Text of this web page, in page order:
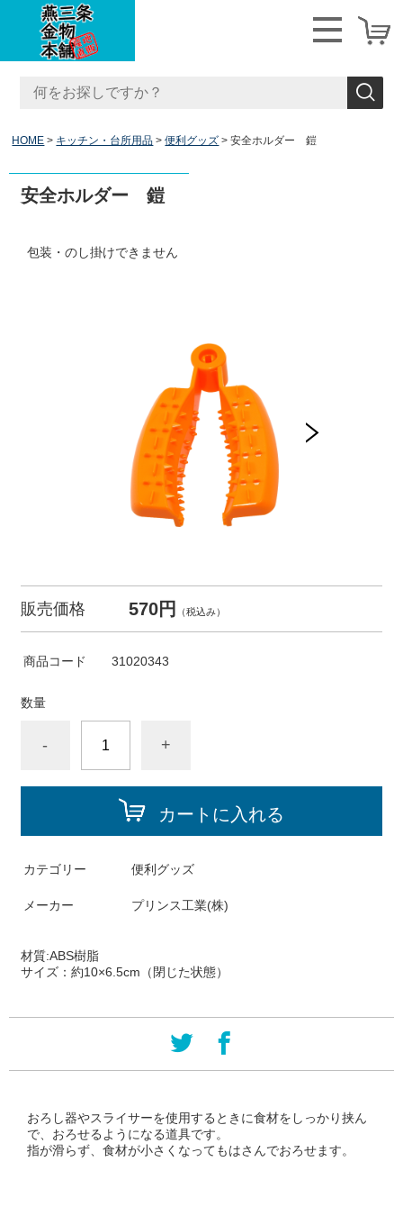
HOME キッチン・台所用品 便利グッズ 安全ホルダー 鎧
安全ホルダー 鎧
包装・のし掛けできません
販売価格 570円 （税込み）
商品コード 31020343
数量
- +
カートに入れる
カテゴリー 便利グッズ
メーカー プリンス工業(株)
材質:ABS樹脂
サイズ： 約10×6.5cm（閉じた状態）
おろし器やスライサーを使用するときに食材をしっかり挟ん
で、おろせるようになる道具です。
指が滑らず、食材が小さくなってもはさんでおろせます。